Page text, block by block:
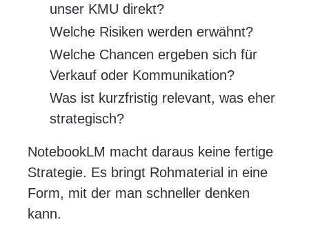
unser KMU direkt?
Welche Risiken werden erwähnt?
Welche Chancen ergeben sich für
Verkauf oder Kommunikation?
Was ist kurzfristig relevant, was eher
strategisch?
NotebookLM macht daraus keine fertige
Strategie. Es bringt Rohmaterial in eine
Form, mit der man schneller denken
kann.